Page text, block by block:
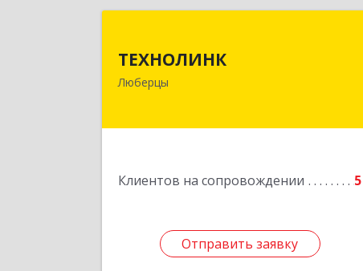
ТЕХНОЛИНК
Люберцы
Клиентов на сопровождении 5
Отправить заявку
Подробнее
Отправить заявку